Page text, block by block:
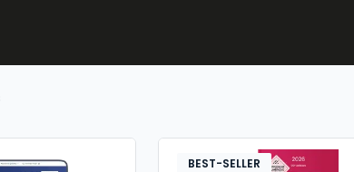
et prévention
d’une rupture conventionnelle
à l’entreprise (DIRECCTE, Urssaf,
BEST-SELLER